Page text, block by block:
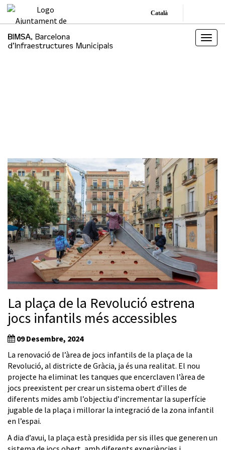
Català
La plaça de la Revolució estrena
jocs infantils més accessibles
09 Desembre, 2024
La renovació de l’àrea de jocs infantils de la plaça de la
Revolució, al districte de Gràcia, ja és una realitat. El nou
projecte ha eliminat les tanques que encerclaven l’àrea de
jocs preexistent per crear un sistema obert d’illes de
diferents mides amb l’objectiu d’incrementar la superfície
jugable de la plaça i millorar la integració de la zona infantil
en l’espai.
A dia d’avui, la plaça està presidida per sis illes que generen un